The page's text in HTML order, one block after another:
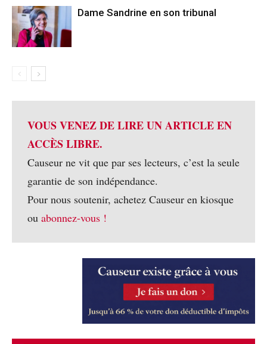
Dame Sandrine en son tribunal
VOUS VENEZ DE LIRE UN ARTICLE EN
ACCÈS LIBRE.
Causeur ne vit que par ses lecteurs, c’est la seule
garantie de son indépendance.
Pour nous soutenir, achetez Causeur en kiosque
ou abonnez-vous !